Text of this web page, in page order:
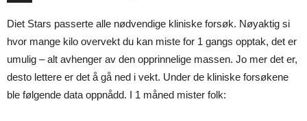
Diet Stars passerte alle nødvendige kliniske forsøk. Nøyaktig si
hvor mange kilo overvekt du kan miste for 1 gangs opptak, det er
umulig – alt avhenger av den opprinnelige massen. Jo mer det er,
desto lettere er det å gå ned i vekt. Under de kliniske forsøkene
ble følgende data oppnådd. I 1 måned mister folk: